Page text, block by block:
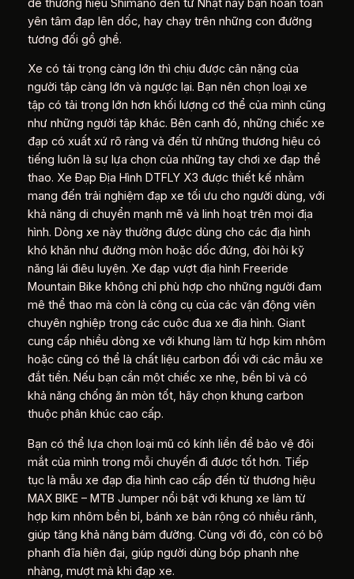
đề thương hiệu Shimano đến từ Nhật này bạn hoàn toàn
yên tâm đạp lên dốc, hay chạy trên những con đường
tương đối gồ ghề.
Xe có tải trọng càng lớn thì chịu được cân nặng của
người tập càng lớn và ngược lại. Bạn nên chọn loại xe
tập có tải trọng lớn hơn khối lượng cơ thể của mình cũng
như những người tập khác. Bên cạnh đó, những chiếc xe
đạp có xuất xứ rõ ràng và đến từ những thương hiệu có
tiếng luôn là sự lựa chọn của những tay chơi xe đạp thể
thao. Xe Đạp Địa Hình DTFLY X3 được thiết kế nhằm
mang đến trải nghiệm đạp xe tối ưu cho người dùng, với
khả năng di chuyển mạnh mẽ và linh hoạt trên mọi địa
hình. Dòng xe này thường được dùng cho các địa hình
khó khăn như đường mòn hoặc dốc đứng, đòi hỏi kỹ
năng lái điêu luyện. Xe đạp vượt địa hình Freeride
Mountain Bike không chỉ phù hợp cho những người đam
mê thể thao mà còn là công cụ của các vận động viên
chuyên nghiệp trong các cuộc đua xe địa hình. Giant
cung cấp nhiều dòng xe với khung làm từ hợp kim nhôm
hoặc cũng có thể là chất liệu carbon đối với các mẫu xe
đắt tiền. Nếu bạn cần một chiếc xe nhẹ, bền bỉ và có
khả năng chống ăn mòn tốt, hãy chọn khung carbon
thuộc phân khúc cao cấp.
Bạn có thể lựa chọn loại mũ có kính liền để bảo vệ đôi
mắt của mình trong mỗi chuyến đi được tốt hơn. Tiếp
tục là mẫu xe đạp địa hình cao cấp đến từ thương hiệu
MAX BIKE – MTB Jumper nổi bật với khung xe làm từ
hợp kim nhôm bền bỉ, bánh xe bản rộng có nhiều rãnh,
giúp tăng khả năng bám đường. Cùng với đó, còn có bộ
phanh đĩa hiện đại, giúp người dùng bóp phanh nhẹ
nhàng, mượt mà khi đạp xe.